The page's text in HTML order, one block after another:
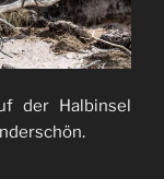
der Halbinsel